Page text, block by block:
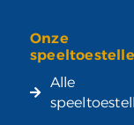
Onze
Alle